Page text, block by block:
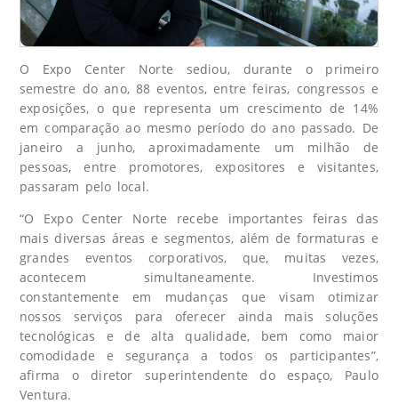
O Expo Center Norte sediou, durante o primeiro
semestre do ano, 88 eventos, entre feiras, congressos e
exposições, o que representa um crescimento de 14%
em comparação ao mesmo período do ano passado. De
janeiro a junho, aproximadamente um milhão de
pessoas, entre promotores, expositores e visitantes,
passaram pelo local.
“O Expo Center Norte recebe importantes feiras das
mais diversas áreas e segmentos, além de formaturas e
grandes eventos corporativos, que, muitas vezes,
acontecem simultaneamente. Investimos
constantemente em mudanças que visam otimizar
nossos serviços para oferecer ainda mais soluções
tecnológicas e de alta qualidade, bem como maior
comodidade e segurança a todos os participantes”,
afirma o diretor superintendente do espaço, Paulo
Ventura.